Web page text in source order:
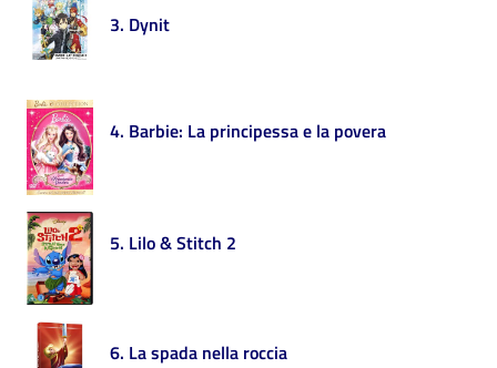
Risorse
online
Casa
Piani
Archivio
storico
3. Dynit
4. Barbie: La principessa e la povera
5. Lilo & Stitch 2
6. La spada nella roccia